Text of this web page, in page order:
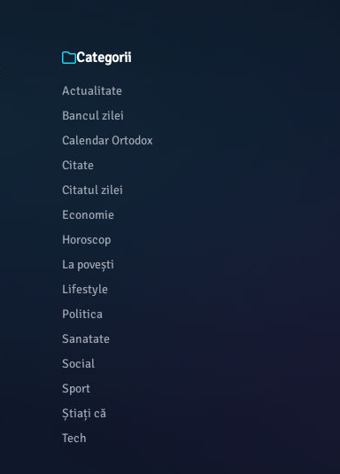
Categorii
Actualitate
Bancul zilei
Calendar Ortodox
Citate
Citatul zilei
Economie
Horoscop
La povești
Lifestyle
Politica
Sanatate
Social
Sport
Știați că
Tech